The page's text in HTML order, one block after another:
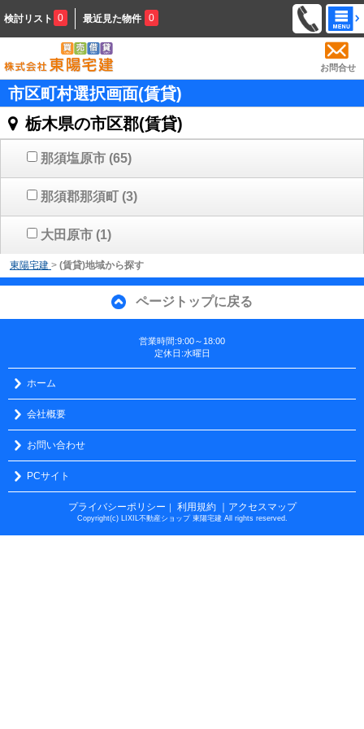
検討リスト 0 最近見た物件 0
お問合せ
市区町村選択画面(賃貸)
栃木県の市区郡(賃貸)
那須塩原市 (65)
那須郡那須町 (3)
大田原市 (1)
東陽宅建 > (賃貸)地域から探す
ページトップに戻る
営業時間:9:00～18:00
定休日:水曜日
ホーム
会社概要
お問い合わせ
PCサイト
プライバシーポリシー ｜ 利用規約 ｜アクセスマップ
Copyright(c) LIXIL不動産ショップ 東陽宅建 All rights reserved.